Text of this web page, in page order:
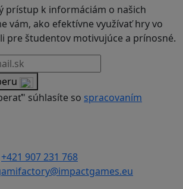
prístup k informáciám o našich
vám, ako efektívne využívať hry vo
pre študentov motivujúce a prínosné.
súhlasíte so spracovaním
+421 907 231 768